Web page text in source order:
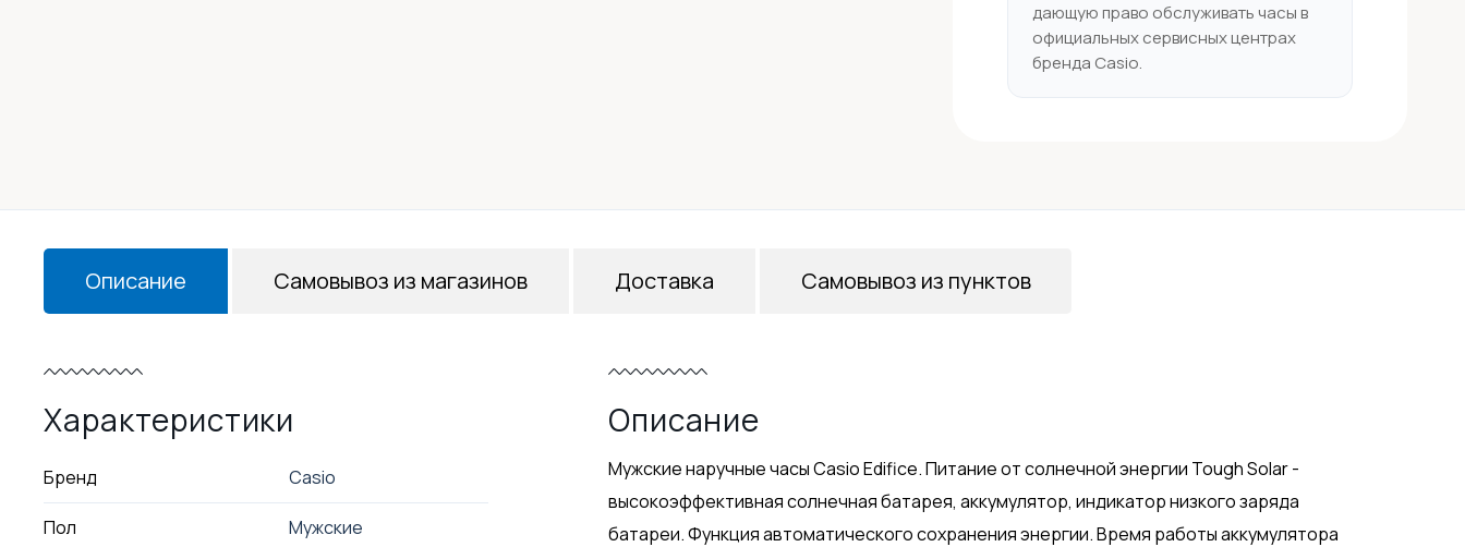
дающую право обслуживать часы в
официальных сервисных центрах
бренда Casio.
Описание
Характеристики
Бренд Casio
Пол Мужские
Описание
Мужские наручные часы Casio Edifice. Питание от солнечной энергии Tough Solar -
высокоэффективная солнечная батарея, аккумулятор, индикатор низкого заряда
батареи. Функция автоматического сохранения энергии. Время работы аккумулятора
Самовывоз из магазинов Доставка Самовывоз из пунктов